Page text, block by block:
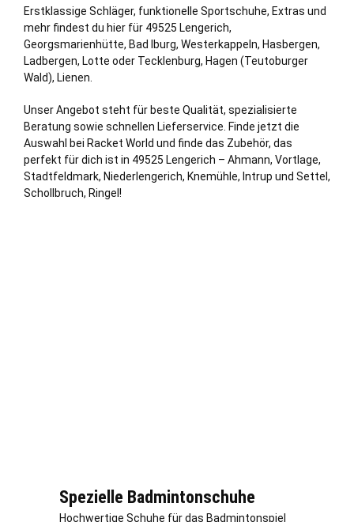
Erstklassige Schläger, funktionelle Sportschuhe, Extras und
mehr findest du hier für 49525 Lengerich,
Georgsmarienhütte, Bad Iburg, Westerkappeln, Hasbergen,
Ladbergen, Lotte oder Tecklenburg, Hagen (Teutoburger
Wald), Lienen.
Unser Angebot steht für beste Qualität, spezialisierte
Beratung sowie schnellen Lieferservice. Finde jetzt die
Auswahl bei Racket World und finde das Zubehör, das
perfekt für dich ist in 49525 Lengerich – Ahmann, Vortlage,
Stadtfeldmark, Niederlengerich, Knemühle, Intrup und Settel,
Schollbruch, Ringel!
Spezielle Badmintonschuhe
Hochwertige Schuhe für das Badmintonspiel